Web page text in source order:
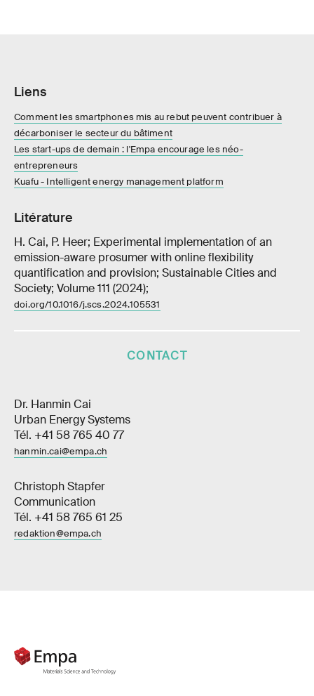
Liens
Comment les smartphones mis au rebut peuvent contribuer à
décarboniser le secteur du bâtiment
Les start-ups de demain : l'Empa encourage les néo-
entrepreneurs
Kuafu - Intelligent energy management platform
Litérature
H. Cai, P. Heer; Experimental implementation of an
emission-aware prosumer with online flexibility
quantification and provision; Sustainable Cities and
Society; Volume 111 (2024);
doi.org/10.1016/j.scs.2024.105531
CONTACT
Dr. Hanmin Cai
Urban Energy Systems
Tél. +41 58 765 40 77
hanmin.cai@empa.ch
Christoph Stapfer
Communication
Tél. +41 58 765 61 25
redaktion@empa.ch